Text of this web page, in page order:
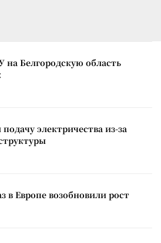
на Белгородскую область
электричества из-за
в Европе возобновили рост